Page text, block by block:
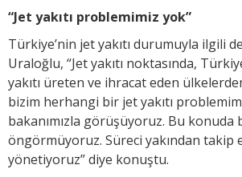
“Jet yakıtı problemimiz yok”
Türkiye’nin jet yakıtı durumuyla ilgili
Uraloğlu, “Jet yakıtı noktasında,
yakıtı üreten ve ihracat eden
bizim herhangi bir jet yakıtı
bakanımızla görüşüyoruz. Bu konuda
öngörmüyoruz. Süreci yakından takip
yönetiyoruz” diye konuştu.